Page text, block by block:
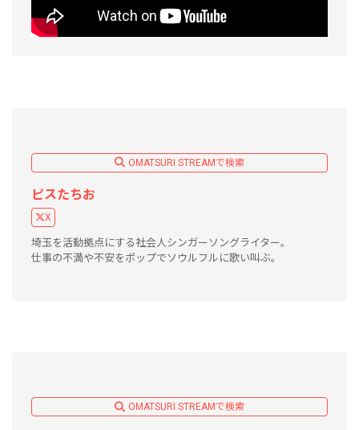
OMATSURI STREAMで検索
ピスたちお
X
埼玉を活動拠点にする社会人シンガーソングライター。
仕事の不満や不安をポップでソウルフルに歌い叫ぶ。
OMATSURI STREAMで検索